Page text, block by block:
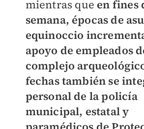
mientras que en fines
semana, épocas de
equinoccio
apoyo de empleados
complejo
fechas también se
personal de la policía
municipal, estatal y